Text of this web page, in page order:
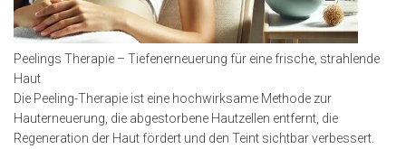
Peelings Therapie – Tiefenerneuerung für eine frische, strahlende
Haut
Die Peeling-Therapie ist eine hochwirksame Methode zur
Hauterneuerung, die abgestorbene Hautzellen entfernt, die
Regeneration der Haut fördert und den Teint sichtbar verbessert.